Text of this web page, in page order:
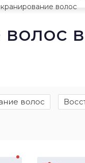
волос
волос